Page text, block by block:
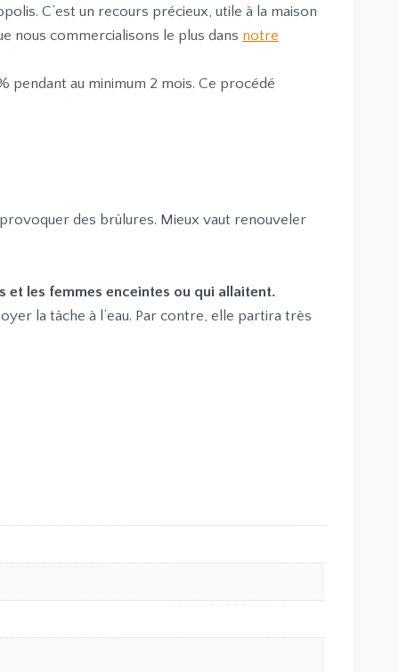
C’est un recours précieux, utile à la maison
nous commercialisons le plus dans notre
au minimum 2 mois. Ce procédé
des brûlures. Mieux vaut renouveler
et les femmes enceintes ou qui allaitent.
la tâche à l’eau. Par contre, elle partira très